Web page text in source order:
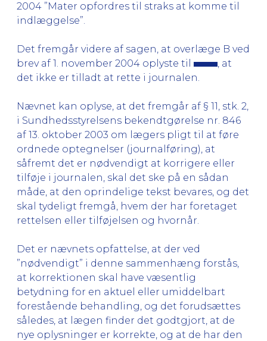
2004 ”Mater opfordres til straks at komme til
indlæggelse”.
Det fremgår videre af sagen, at overlæge B ved
brev af 1. november 2004 oplyste til
, at
det ikke er tilladt at rette i journalen.
Nævnet kan oplyse, at det fremgår af § 11, stk. 2,
i Sundhedsstyrelsens bekendtgørelse nr. 846
af 13. oktober 2003 om lægers pligt til at føre
ordnede optegnelser (journalføring), at
såfremt det er nødvendigt at korrigere eller
tilføje i journalen, skal det ske på en sådan
måde, at den oprindelige tekst bevares, og det
skal tydeligt fremgå, hvem der har foretaget
rettelsen eller tilføjelsen og hvornår.
Det er nævnets opfattelse, at der ved
”nødvendigt” i denne sammenhæng forstås,
at korrektionen skal have væsentlig
betydning for en aktuel eller umiddelbart
forestående behandling, og det forudsættes
således, at lægen finder det godtgjort, at de
nye oplysninger er korrekte, og at de har den